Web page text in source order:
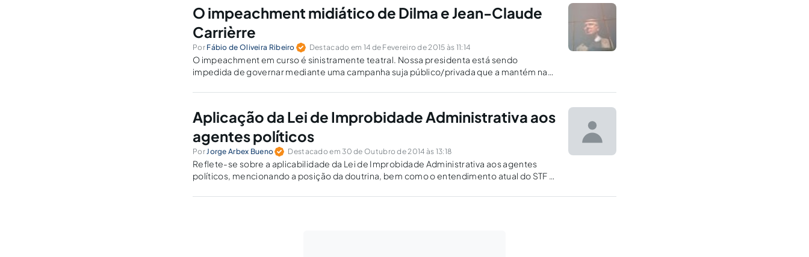
O impeachment midiático de Dilma e Jean-Claude
Carrièrre
Por Fábio de Oliveira Ribeiro Destacado em 14 de Fevereiro de 2015 às 11:14
O impeachment em curso é sinistramente teatral. Nossa presidenta está sendo
impedida de governar mediante uma campanha suja público/privada que a mantém na
Aplicação da Lei de Improbidade Administrativa aos
agentes políticos
PorJorge Arbex Bueno Destacado em 30 de Outubro de 2014 às 13:18
Reflete-se sobre a aplicabilidade da Lei de Improbidade Administrativa aos agentes
políticos, mencionando a posição da doutrina, bem como o entendimento atual do STF e